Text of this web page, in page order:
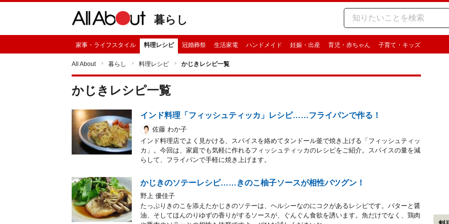
暮らし
家事・ライフスタイル 料理レシピ 冠婚葬祭 生活家電 ハンドメイド 妊娠・出産 育児・赤ちゃん 子育て・キッズ
All About 暮らし 料理レシピ かじきレシピ一覧
かじき レシピ一覧
インド料理「フィッシュティッカ」レシピ……フライパンで作る！
佐藤 わか子
インド料理店でよく見かける、スパイスを絡めてタンドール釜で焼き上げる「フィッシュティッ
カ」。今回は、家庭でも気軽に作れるフィッシュティッカのレシピをご紹介。スパイスの量を減
らして、フライパンで手軽に焼き上げます。
かじきのソテーレシピ……きのこ柚子ソースが相性バツグン！
野上 優佳子
たっぷりきのこを添えたかじきのソテーは、ヘルシーなのにコクがあるレシピです。バターと醤
油、そしてほんのりゆずの香りがするソースが、ぐんぐん食欲を誘います。魚だけでなく、鶏肉